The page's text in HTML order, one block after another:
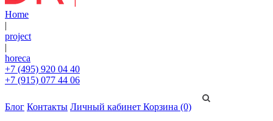
Home
|
project
|
horeca
+7 (495) 920 04 40
+7 (915) 077 44 06
Блог Контакты Личный кабинет Корзина (0)